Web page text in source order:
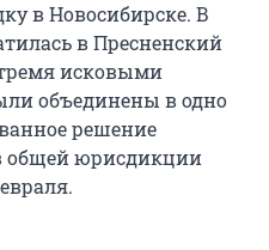
в Новосибирске. В
в Пресненский
исковыми
объединены в одно
решение
общей юрисдикции